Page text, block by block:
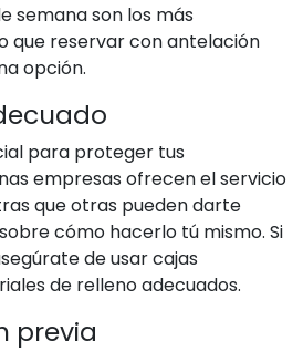
semana son los más
que reservar con antelación
opción.
para proteger tus
empresas ofrecen el servicio
que otras pueden darte
cómo hacerlo tú mismo. Si
de usar cajas
de relleno adecuados.
previa